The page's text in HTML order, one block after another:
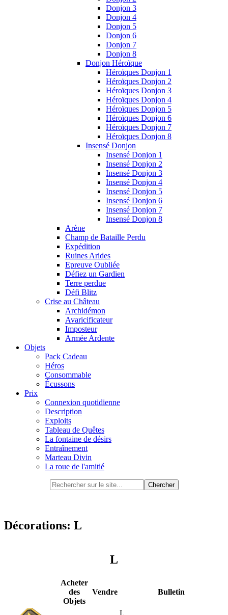
Donjon 3
Donjon 4
Donjon 5
Donjon 6
Donjon 7
Donjon 8
Donjon Héroïque
Héroïques Donjon 1
Héroïques Donjon 2
Héroïques Donjon 3
Héroïques Donjon 4
Héroïques Donjon 5
Héroïques Donjon 6
Héroïques Donjon 7
Héroïques Donjon 8
Insensé Donjon
Insensé Donjon 1
Insensé Donjon 2
Insensé Donjon 3
Insensé Donjon 4
Insensé Donjon 5
Insensé Donjon 6
Insensé Donjon 7
Insensé Donjon 8
Arène
Champ de Bataille Perdu
Expédition
Ruines Arides
Epreuve Oubliée
Défiez un Gardien
Terre perdue
Défi Blitz
Crise au Château
Archidémon
Avaricificateur
Imposteur
Armée Ardente
Objets
Pack Cadeau
Héros
Consommable
Écussons
Prix
Connexion quotidienne
Description
Exploits
Tableau de Quêtes
La fontaine de désirs
Entraînement
Marteau Divin
La roue de l'amitié
Décorations: L
L
Acheter
des
Objets
Vendre Bulletin
L